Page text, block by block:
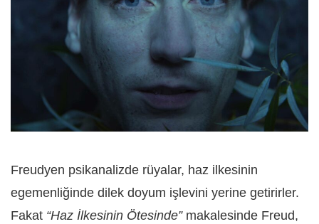
Freudyen psikanalizde rüyalar, haz ilkesinin
egemenliğinde dilek doyum işlevini yerine getirirler.
Fakat “Haz İlkesinin Ötesinde”makalesinde Freud,